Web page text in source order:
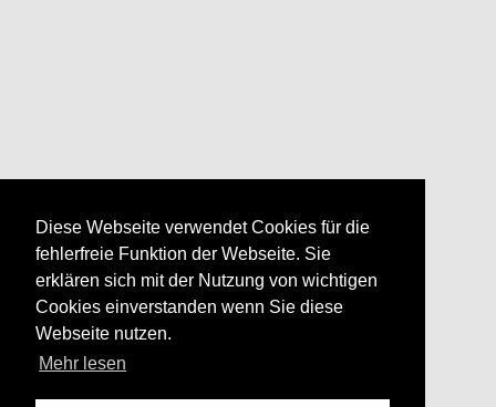
Diese Webseite verwendet Cookies für die
fehlerfreie Funktion der Webseite. Sie
erklären sich mit der Nutzung von wichtigen
Cookies einverstanden wenn Sie diese
Webseite nutzen.
Mehr lesen